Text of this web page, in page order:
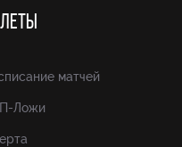
матчей
Ложи